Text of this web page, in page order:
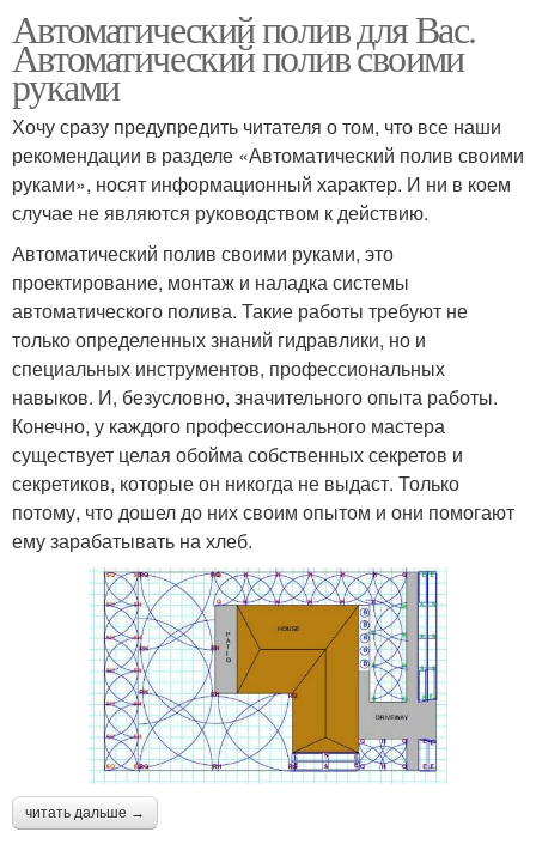
Автоматический полив для Вас.
Автоматический полив своими
руками
Хочу сразу предупредить читателя о том, что все наши
рекомендации в разделе «Автоматический полив своими
руками», носят информационный характер. И ни в коем
случае не являются руководством к действию.
Автоматический полив своими руками, это
проектирование, монтаж и наладка системы
автоматического полива. Такие работы требуют не
только определенных знаний гидравлики, но и
специальных инструментов, профессиональных
навыков. И, безусловно, значительного опыта работы.
Конечно, у каждого профессионального мастера
существует целая обойма собственных секретов и
секретиков, которые он никогда не выдаст. Только
потому, что дошел до них своим опытом и они помогают
ему зарабатывать на хлеб.
читать дальше →